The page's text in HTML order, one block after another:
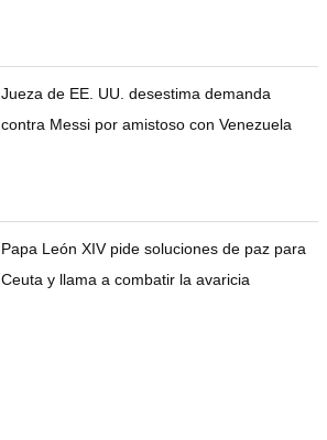
Jueza de EE. UU. desestima demanda
contra Messi por amistoso con Venezuela
Papa León XIV pide soluciones de paz para
Ceuta y llama a combatir la avaricia